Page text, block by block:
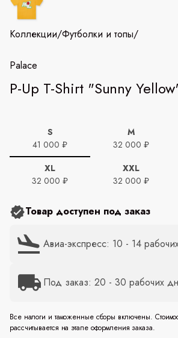
Коллекции/Футболки и топы/
Palace
P-Up T-Shirt "Sunny
S
41 000 ₽
M
32 000 ₽
XL
32 000 ₽
XXL
32 000 ₽
Товар доступен под заказ
Авиа-экспресс: 10 - 14
Под заказ: 20 - 30 рабочих
Все налоги и таможенные сборы включены.
рассчитывается на этапе оформления заказа.